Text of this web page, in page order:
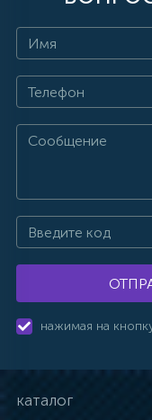
нажимая на
каталог